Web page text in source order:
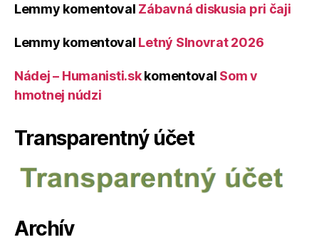
Lemmy komentoval Zábavná diskusia pri čaji
Lemmy komentoval Letný Slnovrat 2026
Nádej – Humanisti.skkomentoval Som v
hmotnej núdzi
Transparentný účet
Archív